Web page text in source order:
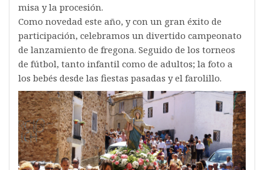
misa y la procesión.
Como novedad este año, y con un gran éxito de
participación, celebramos un divertido campeonato
de lanzamiento de fregona. Seguido de los torneos
de fútbol, tanto infantil como de adultos; la foto a
los bebés desde las fiestas pasadas y el farolillo.